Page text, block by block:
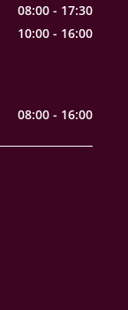
08:00 - 17:30
10:00 - 16:00
08:00 - 16:00